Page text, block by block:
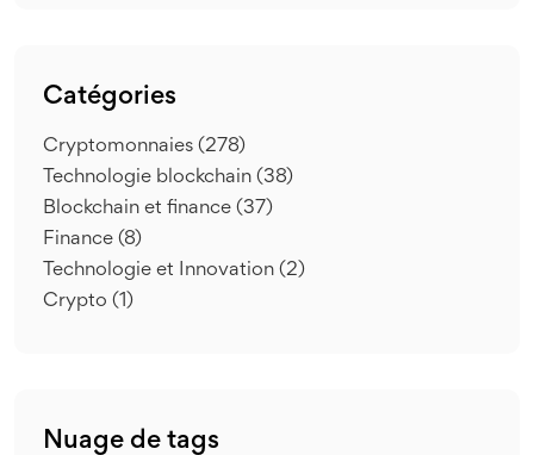
Catégories
Cryptomonnaies (278)
Technologie blockchain (38)
Blockchain et finance (37)
Finance (8)
Technologie et Innovation (2)
Crypto (1)
Nuage de tags